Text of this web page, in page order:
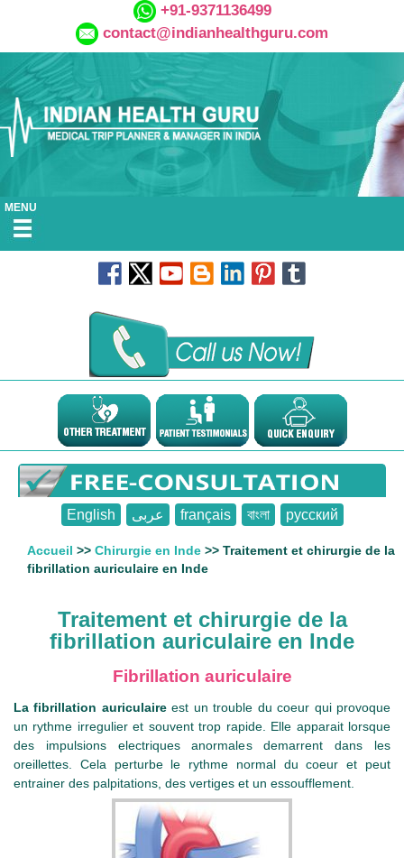
+91-9371136499
contact@indianhealthguru.com
MENU
English عربى français বাংলা русский
Accueil >> Chirurgie en Inde >> Traitement et chirurgie de la
fibrillation auriculaire en Inde
Traitement et chirurgie de la
fibrillation auriculaire en Inde
Fibrillation auriculaire
La fibrillation auriculaireest un trouble du coeur qui provoque
un rythme irregulier et souvent trop rapide. Elle apparait lorsque
des impulsions electriques anormales demarrent dans les
oreillettes. Cela perturbe le rythme normal du coeur et peut
entrainer des palpitations, des vertiges et un essoufflement.